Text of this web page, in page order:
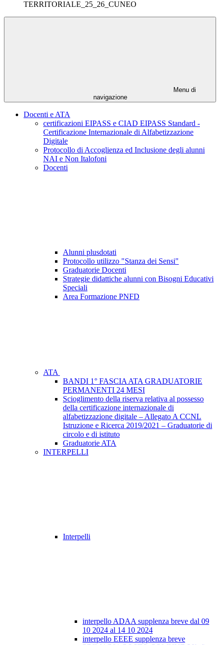
TERRITORIALE_25_26_CUNEO
Menu di
navigazione
Docenti e ATA
certificazioni EIPASS e CIAD EIPASS Standard -
Certificazione Internazionale di Alfabetizzazione
Digitale
Protocollo di Accoglienza ed Inclusione degli alunni
NAI e Non Italofoni
Docenti
Alunni plusdotati
Protocollo utilizzo "Stanza dei Sensi"
Graduatorie Docenti
Strategie didattiche alunni con Bisogni Educativi
Speciali
Area Formazione PNFD
ATA
BANDI 1° FASCIA ATA GRADUATORIE
PERMANENTI 24 MESI
Scioglimento della riserva relativa al possesso
della certificazione internazionale di
alfabetizzazione digitale – Allegato A CCNL
Istruzione e Ricerca 2019/2021 – Graduatorie di
circolo e di istituto
Graduatorie ATA
INTERPELLI
Interpelli
interpello ADAA supplenza breve dal 09
10 2024 al 14 10 2024
interpello EEEE supplenza breve